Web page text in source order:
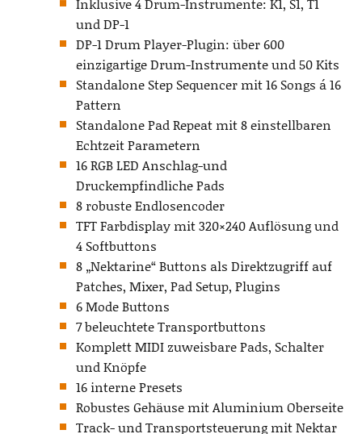
und DP-1
DP-1 Drum Player-Plugin: über 600
einzigartige Drum-Instrumente und 50 Kits
Standalone Step Sequencer mit 16 Songs á 16
Pattern
Standalone Pad Repeat mit 8 einstellbaren
Echtzeit Parametern
16 RGB LED Anschlag-und
Druckempfindliche Pads
8 robuste Endlosencoder
TFT Farbdisplay mit 320×240 Auflösung und
4 Softbuttons
8 „Nektarine“ Buttons als Direktzugriff auf
Patches, Mixer, Pad Setup, Plugins
6 Mode Buttons
7 beleuchtete Transportbuttons
Komplett MIDI zuweisbare Pads, Schalter
und Knöpfe
16 interne Presets
Robustes Gehäuse mit Aluminium Oberseite
Track- und Transportsteuerung mit Nektar